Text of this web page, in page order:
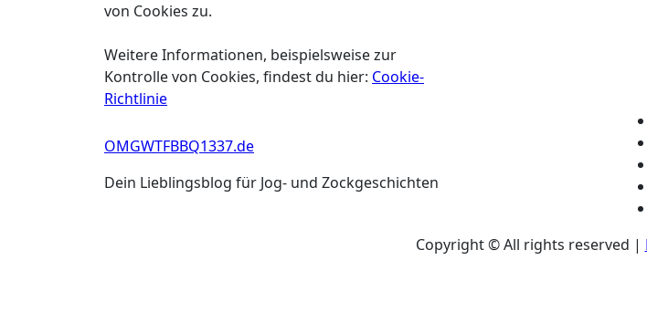
von Cookies zu.
Weitere Informationen, beispielsweise zur
Kontrolle von Cookies, findest du hier: Cookie-
Richtlinie
OMGWTFBBQ1337.de
Dein Lieblingsblog für Jog- und Zockgeschichten
Copyright © All rights reserved |